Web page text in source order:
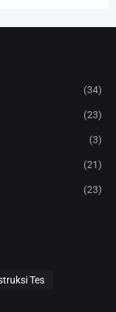
(34)
(23)
(3)
(21)
(23)
Tes